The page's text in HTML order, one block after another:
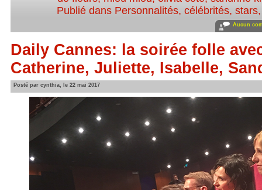
Publié dans Personnalités, célébrités, stars
Aucun
Daily Cannes: la soirée folle
Catherine, Juliette, Isabelle,
Posté par cynthia, le 22 mai 2017